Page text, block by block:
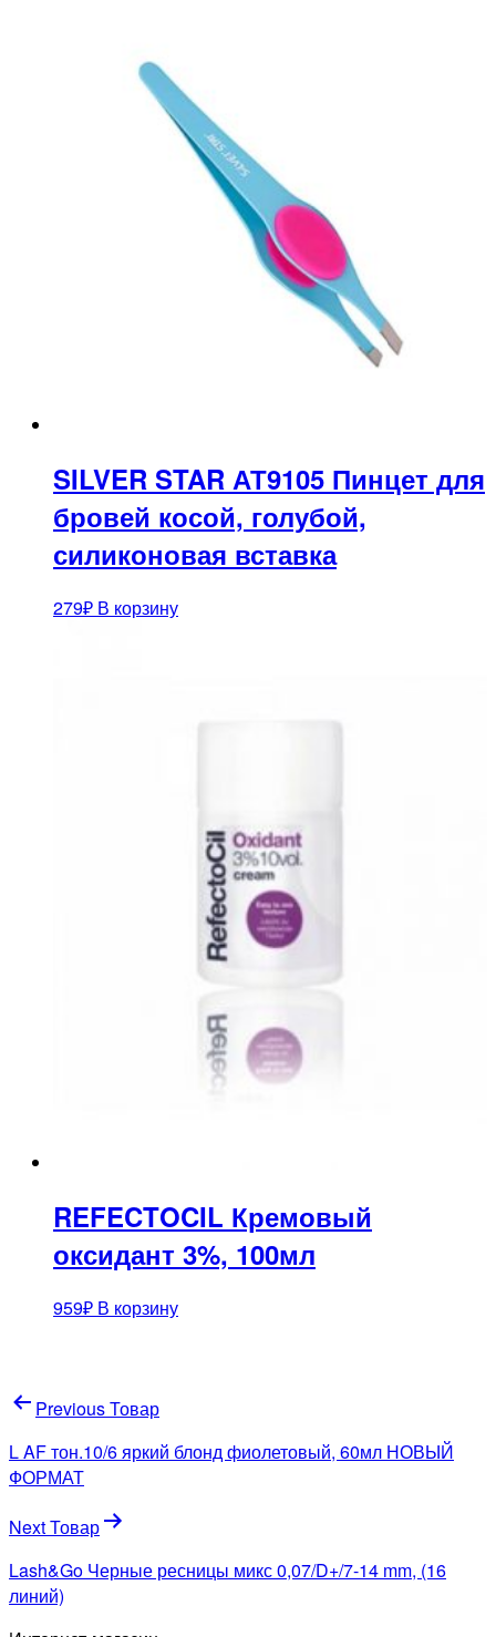
SILVER STAR АТ9105 Пинцет для
бровей косой, голубой,
силиконовая вставка
279₽ В корзину
REFECTOCIL Кремовый
оксидант 3%, 100мл
959₽ В корзину
Навигация
по
записям
Previous Товар
L AF тон.10/6 яркий блонд фиолетовый, 60мл НОВЫЙ
ФОРМАТ
Next Товар
Lash&Go Черные ресницы микс 0,07/D+/7-14 mm, (16
линий)